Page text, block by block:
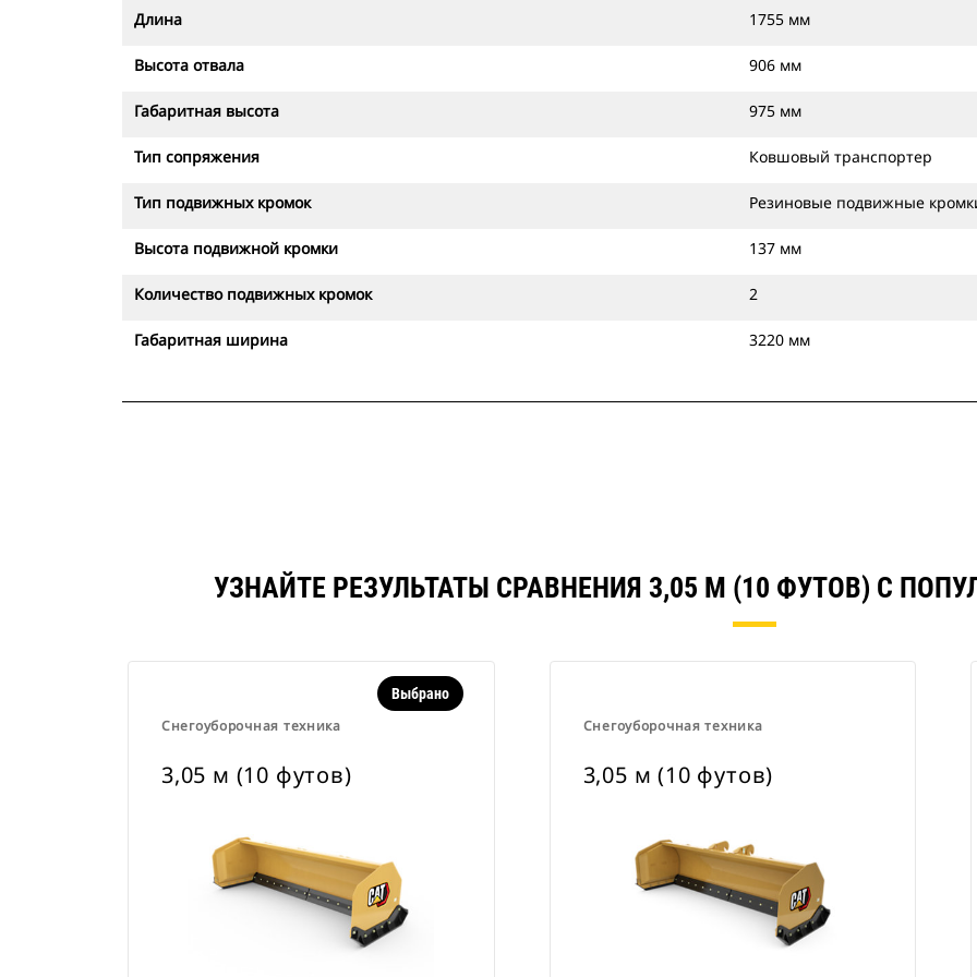
Длина 1755 мм
Высота отвала 906 мм
Габаритная высота 975 мм
Тип сопряжения Ковшовый транспортер
Тип подвижных кромок Резиновые подвижные
Высота подвижной кромки 137 мм
Количество подвижных кромок 2
Габаритная ширина 3220 мм
УЗНАЙТЕ РЕЗУЛЬТАТЫ СРАВНЕНИЯ 3,05 М (10 ФУТОВ) С
Снегоуборочная техника
Выбрано
3,05 м (10 футов)
Снегоуборочная техника
3,05 м (10 футов)